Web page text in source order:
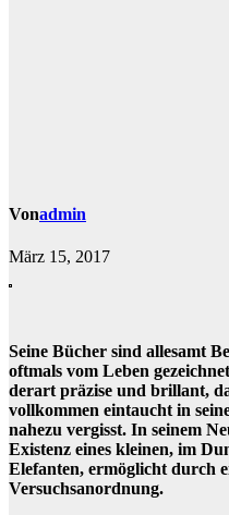
Vonadmin
März 15, 2017
Seine Bücher sind allesamt
oftmals vom Leben
derart präzise und brillant,
vollkommen eintaucht in
nahezu vergisst. In seinem
Existenz eines kleinen, im
Elefanten, ermöglicht durch
Versuchsanordnung.